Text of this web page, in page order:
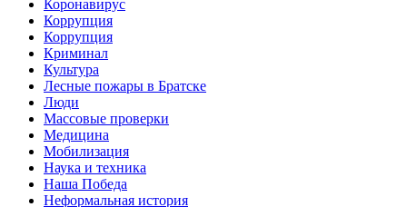
Коронавирус
Коррупция
Коррупция
Криминал
Культура
Лесные пожары в Братске
Люди
Массовые проверки
Медицина
Мобилизация
Наука и техника
Наша Победа
Неформальная история